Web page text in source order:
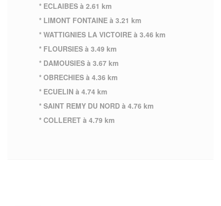
* ECLAIBES à 2.61 km
* LIMONT FONTAINE à 3.21 km
* WATTIGNIES LA VICTOIRE à 3.46 km
* FLOURSIES à 3.49 km
* DAMOUSIES à 3.67 km
* OBRECHIES à 4.36 km
* ECUELIN à 4.74 km
* SAINT REMY DU NORD à 4.76 km
* COLLERET à 4.79 km